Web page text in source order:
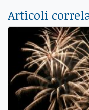
Articoli